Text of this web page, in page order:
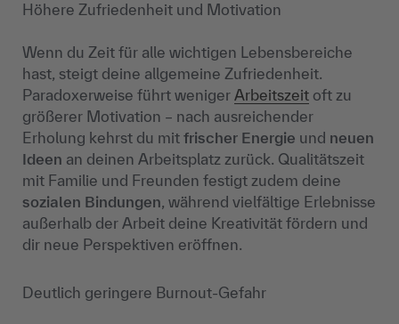
Höhere Zufriedenheit und Motivation
Wenn du Zeit für alle wichtigen Lebensbereiche
hast, steigt deine allgemeine Zufriedenheit.
Paradoxerweise führt weniger Arbeitszeit oft zu
größerer Motivation – nach ausreichender
Erholung kehrst du mit frischer Energie und neuen
Ideen an deinen Arbeitsplatz zurück. Qualitätszeit
mit Familie und Freunden festigt zudem deine
sozialen Bindungen, während vielfältige Erlebnisse
außerhalb der Arbeit deine Kreativität fördern und
dir neue Perspektiven eröffnen.
Deutlich geringere Burnout-Gefahr